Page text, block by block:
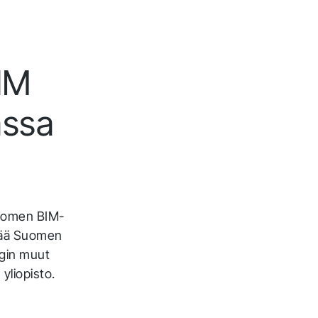
BIM-
Suomen
muut
yliopisto.